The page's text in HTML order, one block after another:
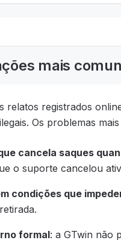
mais
relatos registrados
Os problemas
cancela saques
o suporte cancelou
condições que
formal: a GTwin não